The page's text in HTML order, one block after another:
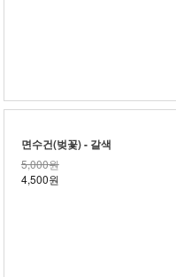
면수건(벚꽃) - 갈색
5,000원
4,500원